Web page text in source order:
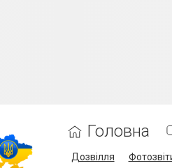
Головна
Дозвілля